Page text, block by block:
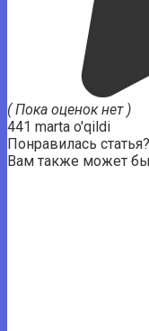
( Пока оценок нет )
441 marta o'qildi
Понравилась
Вам также может